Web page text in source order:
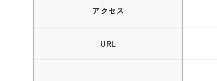
アクセス
URL